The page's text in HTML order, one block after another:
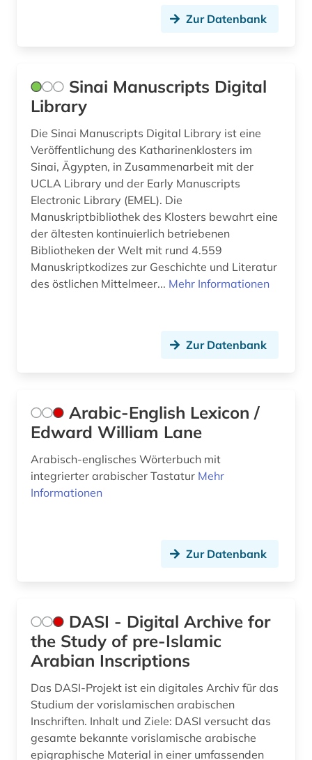
Zur Datenbank
Sinai Manuscripts Digital
Library
Die Sinai Manuscripts Digital Library ist eine
Veröffentlichung des Katharinenklosters im
Sinai, Ägypten, in Zusammenarbeit mit der
UCLA Library und der Early Manuscripts
Electronic Library (EMEL). Die
Manuskriptbibliothek des Klosters bewahrt eine
der ältesten kontinuierlich betriebenen
Bibliotheken der Welt mit rund 4.559
Manuskriptkodizes zur Geschichte und Literatur
des östlichen Mittelmeer... Mehr Informationen
Zur Datenbank
Arabic-English Lexicon /
Edward William Lane
Arabisch-englisches Wörterbuch mit
integrierter arabischer Tastatur Mehr
Informationen
Zur Datenbank
DASI - Digital Archive for
the Study of pre-Islamic
Arabian Inscriptions
Das DASI-Projekt ist ein digitales Archiv für das
Studium der vorislamischen arabischen
Inschriften. Inhalt und Ziele: DASI versucht das
gesamte bekannte vorislamische arabische
epigraphische Material in einer umfassenden